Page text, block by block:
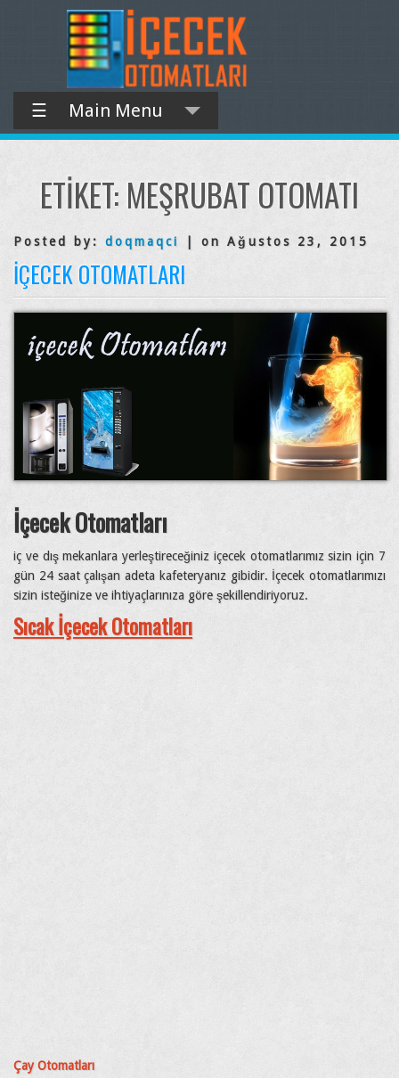
☰ Main Menu
ETIKET: MEŞRUBAT OTOMATI
Posted by: doqmaqci | on Ağustos 23, 2015
İÇECEK OTOMATLARI
İçecek Otomatları
iç ve dış mekanlara yerleştireceğiniz içecek otomatlarımız sizin için 7
gün 24 saat çalışan adeta kafeteryanız gibidir. İçecek otomatlarımızı
sizin isteğinize ve ihtiyaçlarınıza göre şekillendiriyoruz.
Sıcak İçecek Otomatları
Çay Otomatları